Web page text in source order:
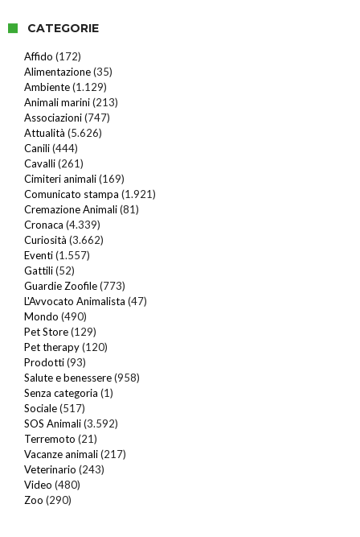
CATEGORIE
Affido (172)
Alimentazione(35)
Ambiente(1.129)
Animali marini(213)
Associazioni(747)
Attualità (5.626)
Canili(444)
Cavalli(261)
Cimiteri animali(169)
Comunicato stampa (1.921)
Cremazione Animali(81)
Cronaca (4.339)
Curiosità (3.662)
Eventi(1.557)
Gattili(52)
Guardie Zoofile(773)
L'Avvocato Animalista (47)
Mondo (490)
Pet Store(129)
Pet therapy(120)
Prodotti(93)
Salute e benessere(958)
Senza categoria (1)
Sociale(517)
SOS Animali(3.592)
Terremoto (21)
Vacanze animali(217)
Veterinario (243)
Video (480)
Zoo (290)